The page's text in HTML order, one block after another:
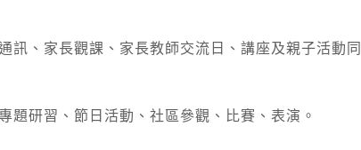
訊、家長觀課、家長教師交流日、講座及親子活動同
題研習、節日活動、社區參觀、比賽、表演。